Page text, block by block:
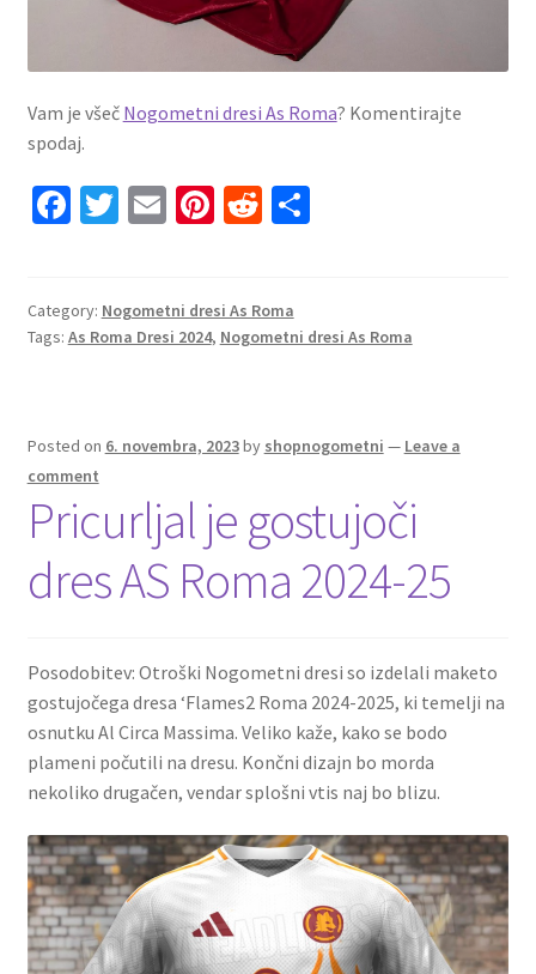
Vam je všeč Nogometni dresi As Roma? Komentirajte
spodaj.
Fa
o
o
T
er
E
l
Pi
es
t
R
di
t
S
e
Category: Nogometni dresi As Roma
Tags: As Roma Dresi 2024, Nogometni dresi As Roma
Posted on 6. novembra, 2023by shopnogometni — Leave a
comment
Pricurljal je gostujoči
dres AS Roma 2024-25
Posodobitev: Otroški Nogometni dresi so izdelali maketo
gostujočega dresa ‘Flames2 Roma 2024-2025, ki temelji na
osnutku Al Circa Massima. Veliko kaže, kako se bodo
plameni počutili na dresu. Končni dizajn bo morda
nekoliko drugačen, vendar splošni vtis naj bo blizu.